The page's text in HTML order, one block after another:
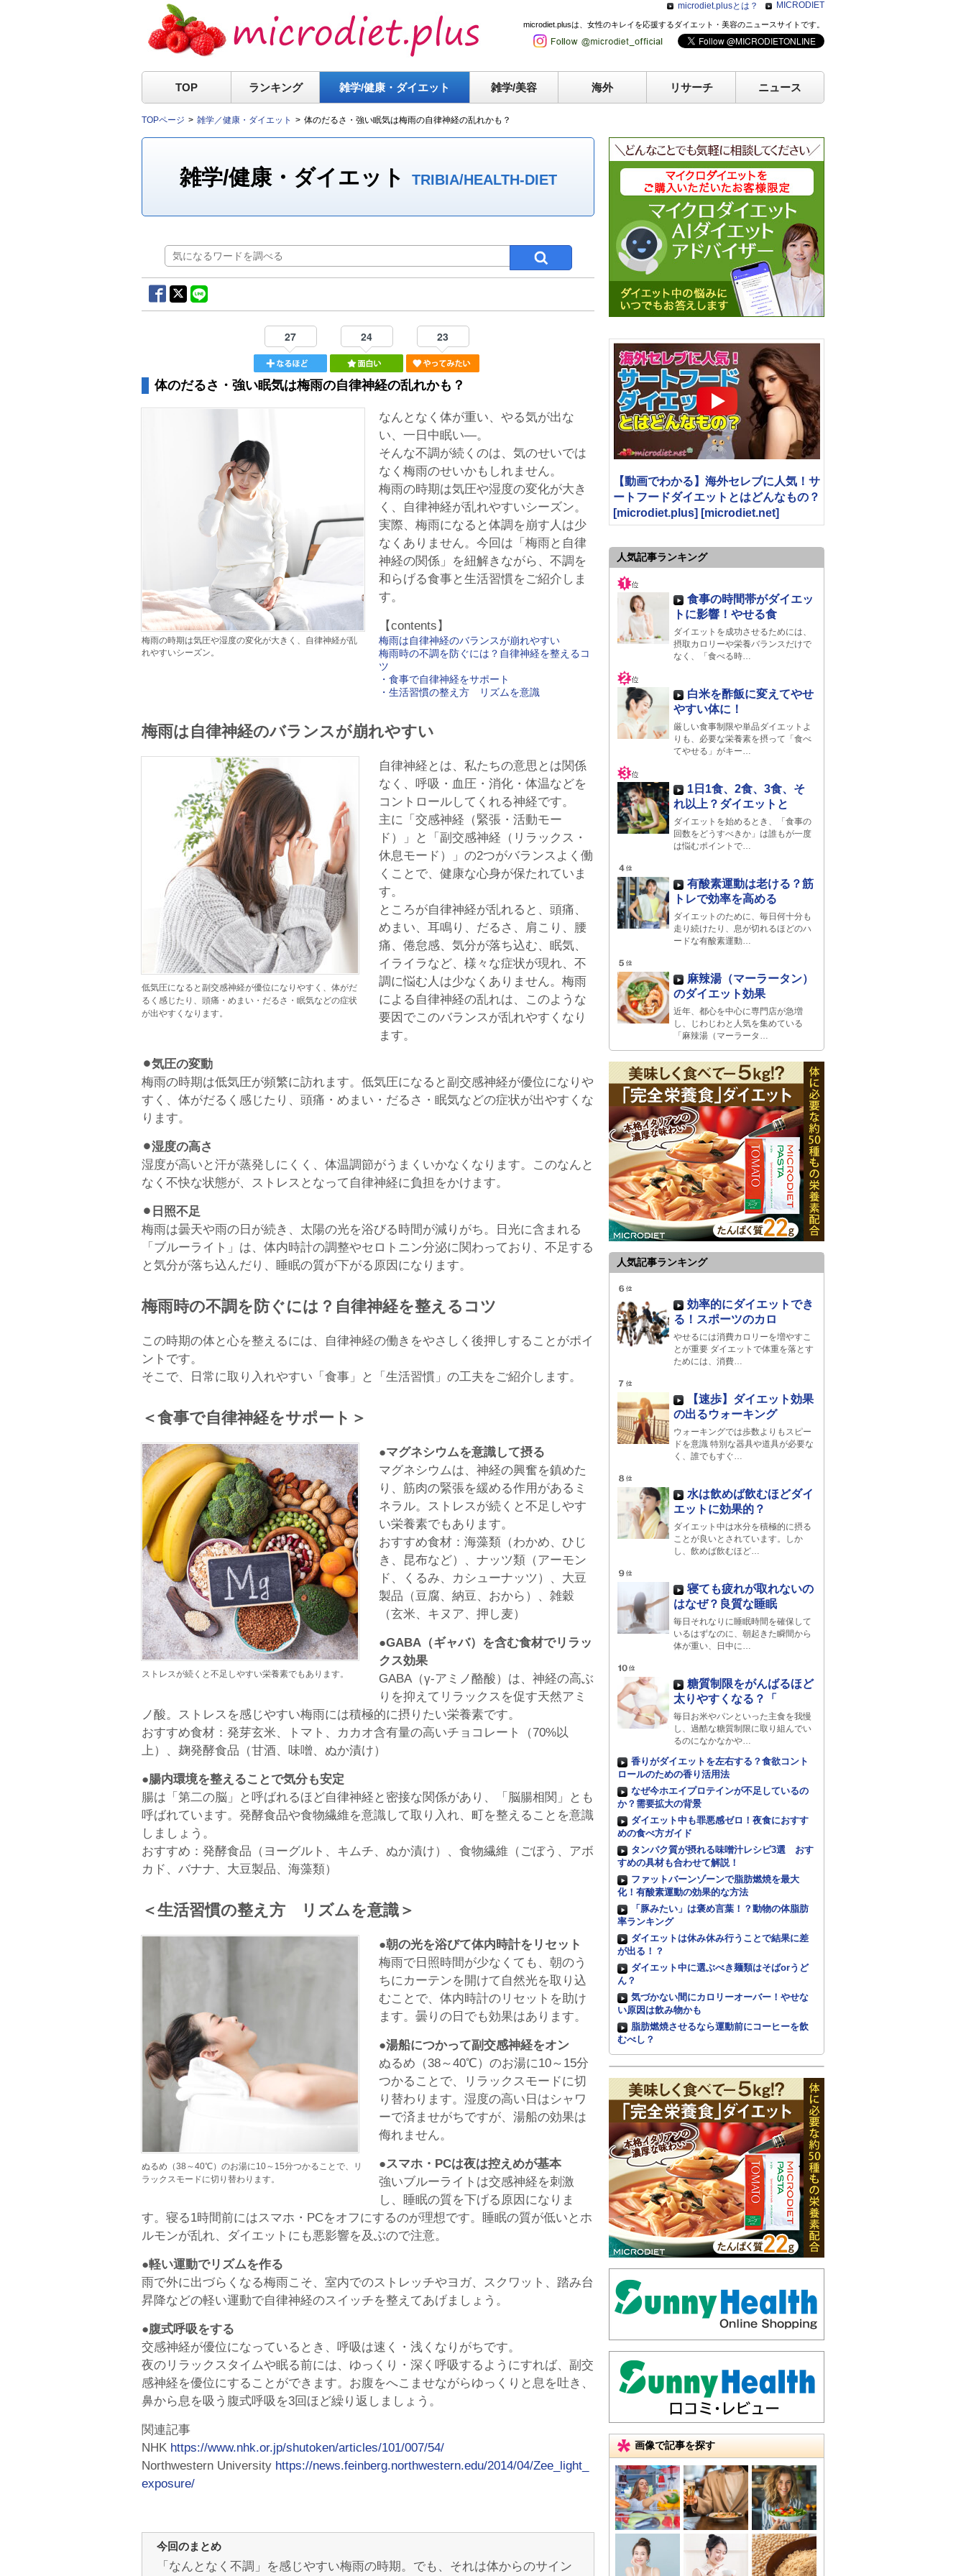
microdiet.plusとは？ MICRODIET
microdiet.plusは、女性のキレイを応援するダイエット・美容のニュースサイトです。
TOP ランキング 雑学/健康・ ダイエット 雑学/美容 海外 リサーチ ニュース
TOPページ 雑学／健康・ダイエット 体のだるさ・強い眠気は梅雨の自律神経の乱れかも？
雑学/健康・ダイエット TRIBIA/HEALTH-DIET
27 24 23
体のだるさ・強い眠気は梅雨の自律神経の乱れかも？
梅雨の時期は気圧や湿度の変化が大きく、自律神経が乱
れやすいシーズン。
なんとなく体が重い、やる気が出な
い、一日中眠い―。
そんな不調が続くのは、気のせいでは
なく梅雨のせいかもしれません。
梅雨の時期は気圧や湿度の変化が大き
く、自律神経が乱れやすいシーズン。
実際、梅雨になると体調を崩す人は少
なくありません。今回は「梅雨と自律
神経の関係」を紐解きながら、不調を
和らげる食事と生活習慣をご紹介しま
す。
【contents】
梅雨は自律神経のバランスが崩れやすい
梅雨時の不調を防ぐには？自律神経を整えるコ
ツ
・食事で自律神経をサポート
・生活習慣の整え方 リズムを意識
梅雨は自律神経のバランスが崩れやすい
低気圧になると副交感神経が優位になりやすく、体がだ
るく感じたり、頭痛・めまい・だるさ・眠気などの症状
が出やすくなります。
自律神経とは、私たちの意思とは関係
なく、呼吸・血圧・消化・体温などを
コントロールしてくれる神経です。
主に「交感神経（緊張・活動モー
ド）」と「副交感神経（リラックス・
休息モード）」の2つがバランスよく働
くことで、健康な心身が保たれていま
す。
ところが自律神経が乱れると、頭痛、
めまい、耳鳴り、だるさ、肩こり、腰
痛、倦怠感、気分が落ち込む、眠気、
イライラなど、様々な症状が現れ、不
調に悩む人は少なくありません。梅雨
による自律神経の乱れは、このような
要因でこのバランスが乱れやすくなり
ます。
⚫︎気圧の変動
梅雨の時期は低気圧が頻繁に訪れます。低気圧になると副交感神経が優位になりや
すく、体がだるく感じたり、頭痛・めまい・だるさ・眠気などの症状が出やすくな
ります。
⚫︎湿度の高さ
湿度が高いと汗が蒸発しにくく、体温調節がうまくいかなくなります。このなんと
なく不快な状態が、ストレスとなって自律神経に負担をかけます。
⚫︎日照不足
梅雨は曇天や雨の日が続き、太陽の光を浴びる時間が減りがち。日光に含まれる
「ブルーライト」は、体内時計の調整やセロトニン分泌に関わっており、不足する
と気分が落ち込んだり、睡眠の質が下がる原因になります。
梅雨時の不調を防ぐには？自律神経を整えるコツ
この時期の体と心を整えるには、自律神経の働きをやさしく後押しすることがポイ
ントです。
そこで、日常に取り入れやすい「食事」と「生活習慣」の工夫をご紹介します。
＜食事で自律神経をサポート＞
ストレスが続くと不足しやすい栄養素でもあります。
●マグネシウムを意識して摂る
マグネシウムは、神経の興奮を鎮めた
り、筋肉の緊張を緩める作用があるミ
ネラル。ストレスが続くと不足しやす
い栄養素でもあります。
おすすめ食材：海藻類（わかめ、ひじ
き、昆布など）、ナッツ類（アーモン
ド、くるみ、カシューナッツ）、大豆
製品（豆腐、納豆、おから）、雑穀
（玄米、キヌア、押し麦）
●GABA（ギャバ）を含む食材でリラッ
クス効果
GABA（γ-アミノ酪酸）は、神経の高ぶ
りを抑えてリラックスを促す天然アミ
ノ酸。ストレスを感じやすい梅雨には積極的に摂りたい栄養素です。
おすすめ食材：発芽玄米、トマト、カカオ含有量の高いチョコレート（70%以
上）、麹発酵食品（甘酒、味噌、ぬか漬け）
●腸内環境を整えることで気分も安定
腸は「第二の脳」と呼ばれるほど自律神経と密接な関係があり、「脳腸相関」とも
呼ばれています。発酵食品や食物繊維を意識して取り入れ、町を整えることを意識
しましょう。
おすすめ：発酵食品（ヨーグルト、キムチ、ぬか漬け）、食物繊維（ごぼう、アボ
カド、バナナ、大豆製品、海藻類）
＜生活習慣の整え方 リズムを意識＞
ぬるめ（38～40℃）のお湯に10～15分つかることで、リ
ラックスモードに切り替わります。
●朝の光を浴びて体内時計をリセット
梅雨で日照時間が少なくても、朝のう
ちにカーテンを開けて自然光を取り込
むことで、体内時計のリセットを助け
ます。曇りの日でも効果はあります。
●湯船につかって副交感神経をオン
ぬるめ（38～40℃）のお湯に10～15分
つかることで、リラックスモードに切
り替わります。湿度の高い日はシャワ
ーで済ませがちですが、湯船の効果は
侮れません。
●スマホ・PCは夜は控えめが基本
強いブルーライトは交感神経を刺激
し、睡眠の質を下げる原因になりま
す。寝る1時間前にはスマホ・PCをオフにするのが理想です。睡眠の質が低いとホ
ルモンが乱れ、ダイエットにも悪影響を及ぶので注意。
●軽い運動でリズムを作る
雨で外に出づらくなる梅雨こそ、室内でのストレッチやヨガ、スクワット、踏み台
昇降などの軽い運動で自律神経のスイッチを整えてあげましょう。
●腹式呼吸をする
交感神経が優位になっているとき、呼吸は速く・浅くなりがちです。
夜のリラックスタイムや眠る前には、ゆっくり・深く呼吸するようにすれば、副交
感神経を優位にすることができます。お腹をへこませながらゆっくりと息を吐き、
鼻から息を吸う腹式呼吸を3回ほど繰り返しましょう。
関連記事
NHK https://www.nhk.or.jp/shutoken/articles/101/007/54/
Northwestern University https://news.feinberg.northwestern.edu/2014/04/Zee_light_
exposure/
今回のまとめ
「なんとなく不調」を感じやすい梅雨の時期。でも、それは体からのサイン
【動画でわかる】海外セレブに人気！サ
ートフードダイエットとはどんなもの？
[microdiet.plus] [microdiet.net]
人気記事ランキング
食事の時間帯がダイエッ
トに影響！やせる食
ダイエットを成功させるためには、
摂取カロリーや栄養バランスだけで
なく、「食べる時…
白米を酢飯に変えてやせ
やすい体に！
厳しい食事制限や単品ダイエットよ
りも、必要な栄養素を摂って「食べ
てやせる」がキー…
1日1食、2食、3食、そ
れ以上？ダイエットと
ダイエットを始めるとき、「食事の
回数をどうすべきか」は誰もが一度
は悩むポイントで…
有酸素運動は老ける？筋
トレで効率を高める
ダイエットのために、毎日何十分も
走り続けたり、息が切れるほどのハ
ードな有酸素運動…
麻辣湯（マーラータン）
のダイエット効果
近年、都心を中心に専門店が急増
し、じわじわと人気を集めている
「麻辣湯（マーラータ…
人気記事ランキング
効率的にダイエットでき
る！スポーツのカロ
やせるには消費カロリーを増やすこ
とが重要 ダイエットで体重を落とす
ためには、消費…
【速歩】ダイエット効果
の出るウォーキング
ウォーキングでは歩数よりもスピー
ドを意識 特別な器具や道具が必要な
く、誰でもすぐ…
水は飲めば飲むほどダイ
エットに効果的？
ダイエット中は水分を積極的に摂る
ことが良いとされています。しか
し、飲めば飲むほど…
寝ても疲れが取れないの
はなぜ？良質な睡眠
毎日それなりに睡眠時間を確保して
いるはずなのに、朝起きた瞬間から
体が重い、日中に…
糖質制限をがんばるほど
太りやすくなる？「
毎日お米やパンといった主食を我慢
し、過酷な糖質制限に取り組んでい
るのになかなかや…
香りがダイエットを左右する？食欲コント
ロールのための香り活用法
なぜ今ホエイプロテインが不足しているの
か？需要拡大の背景
ダイエット中も罪悪感ゼロ！夜食におすす
めの食べ方ガイド
タンパク質が摂れる味噌汁レシピ3選 おす
すめの具材も合わせて解説！
ファットバーンゾーンで脂肪燃焼を最大
化！有酸素運動の効果的な方法
「豚みたい」は褒め言葉！？動物の体脂肪
率ランキング
ダイエットは休み休み行うことで結果に差
が出る！？
ダイエット中に選ぶべき麺類はそばorうど
ん？
気づかない間にカロリーオーバー！やせな
い原因は飲み物かも
脂肪燃焼させるなら運動前にコーヒーを飲
むべし？
画像で記事を探す